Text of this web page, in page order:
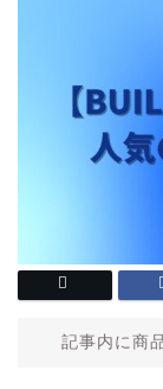
記事内に商